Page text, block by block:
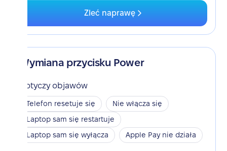
Zleć naprawę
Wymiana przycisku Power
Dotyczy objawów
Telefon resetuje się
Nie włącza się
Laptop sam się restartuje
Laptop sam się wyłącza
Apple Pay nie działa